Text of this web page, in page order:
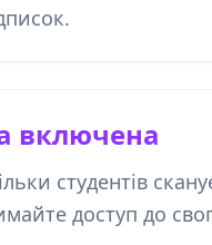
включена
студентів
доступ до